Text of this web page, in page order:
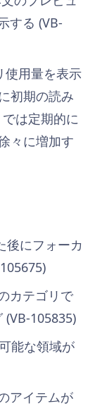
する (VB-
使用量を表示
初期の読み
は定期的に
々に増加す
後にフォーカ
カテゴリで
(VB-105835)
能な領域が
アイテムが